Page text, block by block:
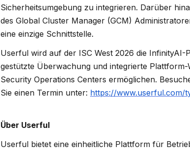
Sicherheitsumgebung zu integrieren. Darüber
des Global Cluster Manager (GCM)
eine einzige Schnittstelle.
Userful wird auf der ISC West 2026 die
gestützte Überwachung und integrierte
Security Operations Centers ermöglichen.
Sie einen Termin unter: https://www.userful.com/
Über Userful
Userful bietet eine einheitliche Plattform für